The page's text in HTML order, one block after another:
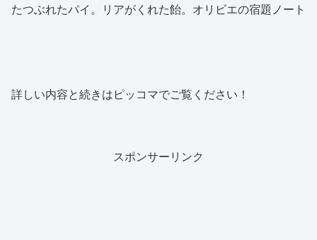
たつぶれたパイ。リアがくれた飴。オリビエの宿題ノート
詳しい内容と続きはピッコマでご覧ください！
スポンサーリンク